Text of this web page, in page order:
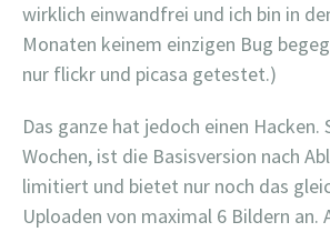
wirklich einwandfrei und ich bin in
Monaten keinem einzigen Bug
nur flickr und picasa getestet.)
Das ganze hat jedoch einen Hacken.
Wochen, ist die Basisversion nach
limitiert und bietet nur noch das
Uploaden von maximal 6 Bildern an.